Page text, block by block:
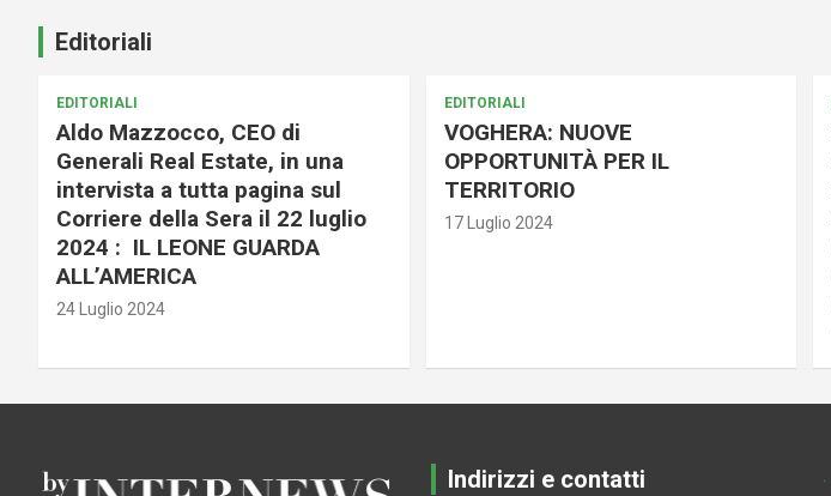
Editoriali
EDITORIALI
Aldo Mazzocco, CEO di
Generali Real Estate, in una
intervista a tutta pagina sul
Corriere della Sera il 22 luglio
2024 : IL LEONE GUARDA
ALL’AMERICA
24 Luglio 2024
EDITORIALI
VOGHERA: NUOVE
OPPORTUNITÀ PER IL
TERRITORIO
17 Luglio 2024
Indirizzi e contatti .